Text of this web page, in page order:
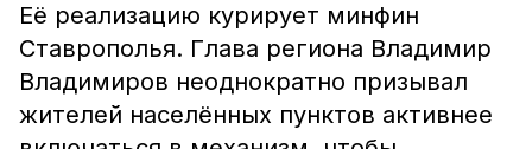
Её реализацию курирует минфин
Ставрополья. Глава региона Владимир
Владимиров неоднократно призывал
жителей населённых пунктов активнее